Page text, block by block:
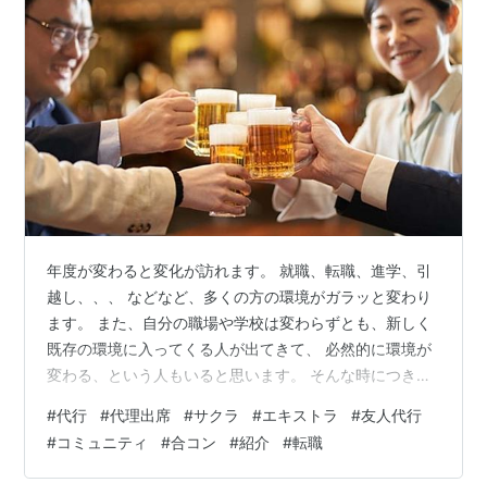
年度が変わると変化が訪れます。 就職、転職、進学、引
越し、、、 などなど、多くの方の環境がガラッと変わり
ます。 また、自分の職場や学校は変わらずとも、新しく
既存の環境に入ってくる人が出てきて、 必然的に環境が
変わる、という人もいると思います。 そんな時につきも
います。 環境が変わると、まず行われることが多いの
は、歓迎会だと思います。 これからの関係を良好にすべ
く飲み会や食事会などが行われることでしょう。 そし
#代行 #代理出席 #サクラ #エキストラ #友人代行
#コミュニティ #合コン #紹介 #転職